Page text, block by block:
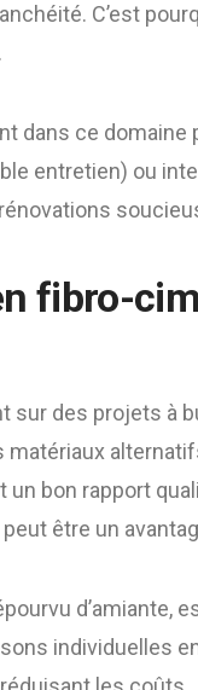
C’est
dans ce domaine
entretien) ou
fibro-
sur des projets à
bon rapport
être un
d’amiante,
individuelles